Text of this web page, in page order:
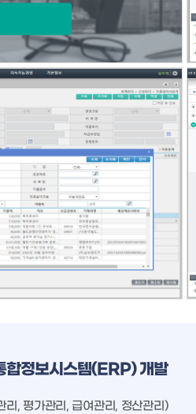
합정보시스템(ERP) 개발
리, 평가관리, 급여관리, 정산관리)